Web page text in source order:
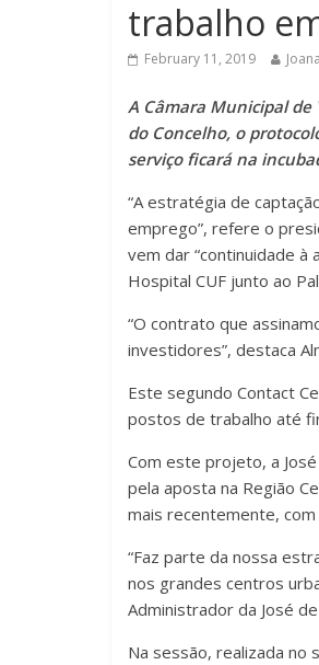
trabalho
February 11, 2019
A Câmara Municipal de
do Concelho, o
serviço ficará na
“A estratégia de
emprego”, refere o
vem dar “continuidade à
Hospital CUF junto ao
“O contrato que
investidores”, destaca
Este segundo Contact
postos de trabalho até
Com este projeto, a
pela aposta na Região
mais recentemente,
“Faz parte da nossa
nos grandes centros
Administrador da José
Na sessão, realizada no